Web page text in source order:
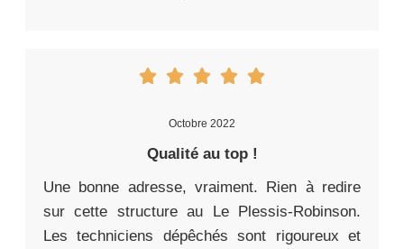
Octobre 2022
Qualité au top !
Une bonne adresse, vraiment. Rien à redire
sur cette structure au Le Plessis-Robinson.
Les techniciens dépêchés sont rigoureux et